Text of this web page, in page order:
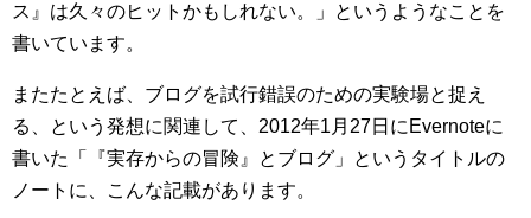
ス』は久々のヒットかもしれない。」というようなことを
書いています。
またたとえば、ブログを試行錯誤のための実験場と捉え
る、という発想に関連して、2012年1月27日にEvernoteに
書いた「『実存からの冒険』とブログ」というタイトルの
ノートに、こんな記載があります。